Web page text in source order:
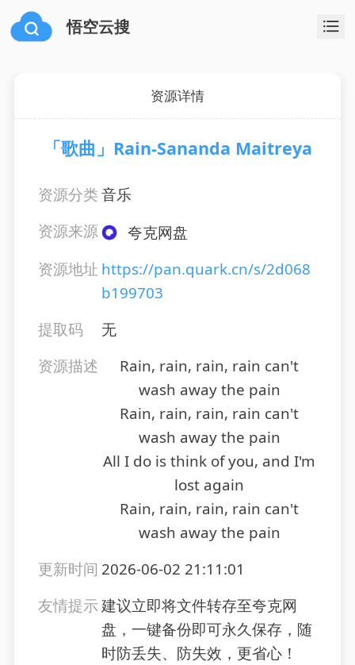
悟空云搜
资源详情
「歌曲」Rain-Sananda Maitreya
资源分类音乐
资源来源
夸克网盘
资源地址 https://pan.quark.cn/s/2d068
b199703
提取码
无
资源描述
Rain, rain, rain, rain can't
wash away the pain
Rain, rain, rain, rain can't
wash away the pain
All I do is think of you, and I'm
lost again
Rain, rain, rain, rain can't
wash away the pain
更新时间 2026-06-02 21:11:01
友情提示建议立即将文件转存至夸克网
盘，一键备份即可永久保存，随
时防丢失、防失效，更省心！